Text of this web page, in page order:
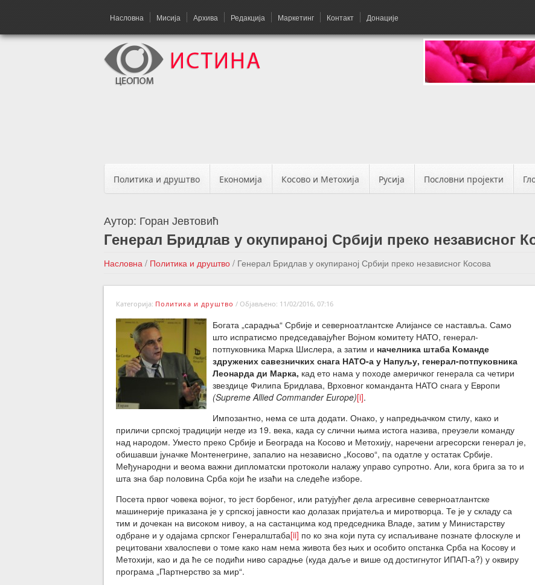
Насловна Мисија Архива Редакција Маркетинг Контакт Донације
Политика и друштво Економија Косово и Метохија Русија Пословни пројекти
Аутор: Горан Јевтовић
Генерал Бридлав у окупираној Србији преко независног
Насловна / Политика и друштво / Генерал Бридлав у окупираној Србији преко независног Косова
Категорија: Политика и друштво / Објављено: 11/02/2016, 07:16
Богата „сарадња“ Србије и северноатлантске Алијансе се наставља. Само
што испратисмо председавајућег Војном комитету НАТО, генерал-
потпуковника Марка Шислера, а затим и начелника штаба Команде
здружених савезничких снага НАТО-а у Напуљу, генерал-потпуковника
Леонарда ди Марка, кад ето нама у походе америчког генерала са четири
звездице Филипа Бридлава, Врховног команданта НАТО снага у Европи
(Supreme Allied Commander Europe)[i].
Импозантно, нема се шта додати. Онако, у напредњачком стилу, како и
приличи српској традицији негде из 19. века, када су слични њима истога назива, преузели команду
над народом. Уместо преко Србије и Београда на Косово и Метохију, наречени агресорски генерал је,
обишавши јуначке Монтенегрине, запалио на независно „Косово“, па одатле у остатак Србије.
Међународни и веома важни дипломатски протоколи налажу управо супротно. Али, кога брига за то и
шта зна бар половина Срба који ће изаћи на следеће изборе.
Посета првог човека војног, то јест борбеног, или ратујућег дела агресивне северноатлантске
машинерије приказана је у српској јавности као долазак пријатеља и миротворца. Те је у складу са
тим и дочекан на високом нивоу, а на састанцима код председника Владе, затим у Министарству
одбране и у одајама српског Генералштаба[ii] по ко зна који пута су испаљиване познате флоскуле и
рецитовани хвалоспеви о томе како нам нема живота без њих и особито опстанка Срба на Косову и
Метохији, као и да ће се подићи ниво сарадње (куда даље и више од достигнутог ИПАП-а?) у оквиру
програма „Партнерство за мир“.